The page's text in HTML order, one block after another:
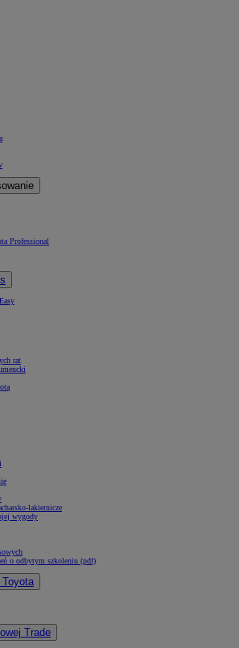
Professional
rat
lakiernicze
wygody
o odbytym szkoleniu (pdf)
Trade